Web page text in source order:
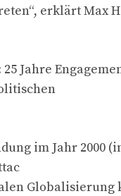
erklärt Max
Jahre
im Jahr 2000
Globalisierung